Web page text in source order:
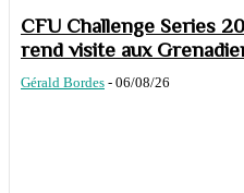
CFU Challenge Series
rend visite aux
Gérald Bordes - 06/08/26